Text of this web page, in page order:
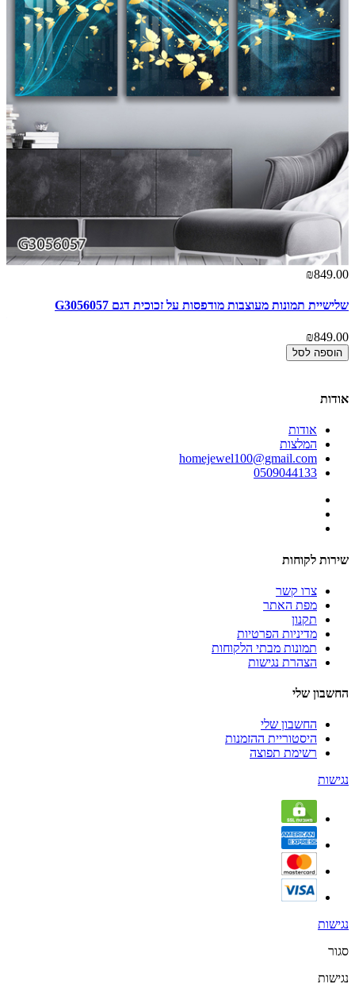
₪849.00
שלישיית תמונות מעוצבות מודפסות על זכוכית דגם G3056057
₪849.00
הוספה לסל
אודות
אודות
המלצות
homejewel100@gmail.com
0509044133
שירות לקוחות
צרו קשר
מפת האתר
תקנון
מדיניות הפרטיות
תמונות מבתי הלקוחות
הצהרת נגישות
החשבון שלי
החשבון שלי
היסטוריית ההזמנות
רשימת תפוצה
נגישות
נגישות
סגור
נגישות